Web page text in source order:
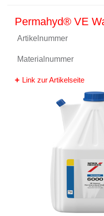
Permahyd® VE
Artikelnummer
Materialnummer
Link zur Artikelseite